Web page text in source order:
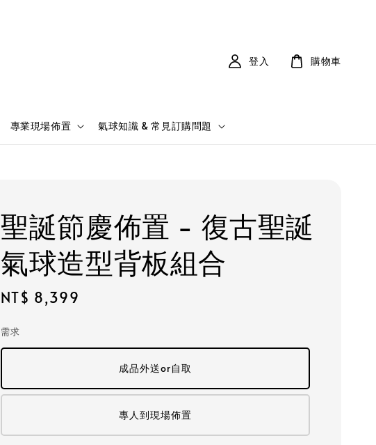
專業現場佈置 氣球知識 & 常見訂購問題
登入 購物車
聖誕節慶佈置 - 復古聖誕
氣球造型背板組合
Regular
NT$ 8,399
需求
成品外送or自取
專人到現場佈置